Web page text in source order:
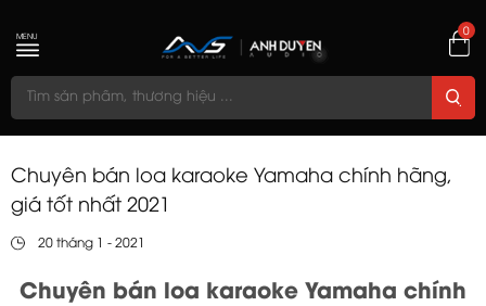
0
MENU
Chuyên bán loa karaoke Yamaha chính hãng,
giá tốt nhất 2021
20 tháng 1 - 2021
Chuyên bán loa karaoke Yamaha chính